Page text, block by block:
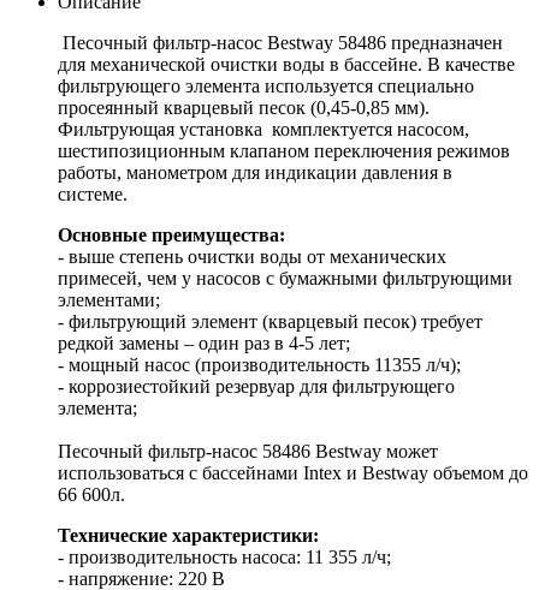
Песочный фильтр-насос Bestway 58486 предназначен
для механической очистки воды в бассейне. В качестве
фильтрующего элемента используется специально
просеянный кварцевый песок (0,45-0,85 мм).
Фильтрующая установка комплектуется насосом,
шестипозиционным клапаном переключения режимов
работы, манометром для индикации давления в
системе.
Основные преимущества:
- выше степень очистки воды от механических
примесей, чем у насосов с бумажными фильтрующими
элементами;
- фильтрующий элемент (кварцевый песок) требует
редкой замены – один раз в 4-5 лет;
- мощный насос (производительность 11355 л/ч);
- коррозиестойкий резервуар для фильтрующего
элемента;
Песочный фильтр-насос 58486 Bestway может
использоваться с бассейнами Intex и Bestway объемом до
66 600л.
Технические характеристики:
- производительность насоса: 11 355 л/ч;
- напряжение: 220 В